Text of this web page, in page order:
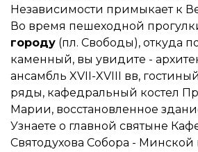
Независимости примыкает к
Во время пешеходной
городу (пл. Свободы), откуда
каменный, вы увидите -
ансамбль XVII-XVIII вв,
ряды, кафедральный костел
Марии, восстановленное
Узнаете о главной святыне
Святодухова Собора -